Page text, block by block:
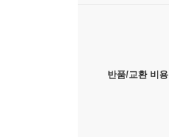
반품/교환 비용